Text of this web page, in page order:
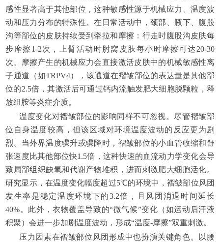
感性显著高于其他部位，这种敏感性源于机械应力、温度波
动和压力分布的特殊性。在日常活动中，颈部、腋下、腹股
沟等部位的皮肤持续受到牵拉和摩擦：行走时腹股沟皮肤每
步摩擦1-2次，上臂活动时肘窝皮肤每小时摩擦可达20-30
次。摩擦产生的机械应力会直接激活皮肤中的机械敏感性离
子通道（如TRPV4），该通道在褶皱部位的表达量是其他部
位的2.5倍，其激活后可通过钙内流触发肥大细胞脱颗粒，释
放组胺等炎症介质。
温度变化对褶皱部位的影响同样不可忽视。尽管褶皱部
位自身温度较高，但该区域对环境温度波动的反应更为剧
烈。当外界温度骤升或骤降时，褶皱部位的小血管收缩和舒
张速度比其他部位快1.5倍，这种快速的血流动力学变化会导
致局部组织缺氧和代谢产物堆积，进而刺激肥大细胞活化。
研究显示，在温度变化幅度超过5℃的环境中，褶皱部位风团
发生率是稳定温度环境下的3.2倍，且风团消退时间延长
40%。此外，衣物覆盖导致的“微气候”变化（如运动后汗液
积聚）会进一步加剧温度波动，形成“温度-摩擦”双重刺激。
压力因素在褶皱部位风团形成中也扮演关键角色。以腰